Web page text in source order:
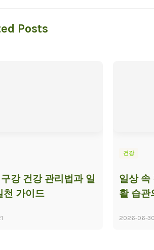
Posts
강 건강 관리법과 일
천 가이드
건강
일상 속
활 습관
2026-06-30